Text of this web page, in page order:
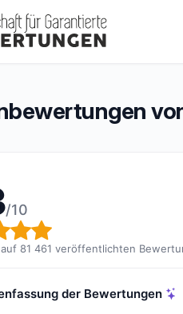
9,3 von 10
10(81 461 Bewertungen)
/10
9,3
81 461 veröffentlichten
der Bewertungen